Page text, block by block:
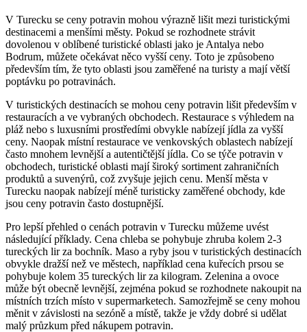
V Turecku se ceny potravin mohou výrazně lišit mezi turistickými
destinacemi a menšími městy. Pokud se rozhodnete strávit
dovolenou v oblíbené turistické oblasti jako je Antalya nebo
Bodrum, můžete očekávat něco vyšší ceny. Toto je způsobeno
především tím, že tyto oblasti jsou zaměřené na turisty a mají větší
poptávku po potravinách.
V turistických destinacích se mohou ceny potravin lišit především v
restauracích a ve vybraných obchodech. Restaurace s výhledem na
pláž nebo s luxusními prostředími obvykle nabízejí jídla za vyšší
ceny. Naopak místní restaurace ve venkovských oblastech nabízejí
často mnohem levnější a autentičtější jídla. Co se týče potravin v
obchodech, turistické oblasti mají široký sortiment zahraničních
produktů a suvenýrů, což zvyšuje jejich cenu. Menší města v
Turecku naopak nabízejí méně turisticky zaměřené obchody, kde
jsou ceny potravin často dostupnější.
Pro lepší přehled o cenách potravin v Turecku můžeme uvést
následující příklady. Cena chleba se pohybuje zhruba kolem 2-3
tureckých lir za bochník. Maso a ryby jsou v turistických destinacích
obvykle dražší než ve městech, například cena kuřecích prsou se
pohybuje kolem 35 tureckých lir za kilogram. Zelenina a ovoce
může být obecně levnější, zejména pokud se rozhodnete nakoupit na
místních trzích místo v supermarketech. Samozřejmě se ceny mohou
měnit v závislosti na sezóně a místě, takže je vždy dobré si udělat
malý průzkum před nákupem potravin.